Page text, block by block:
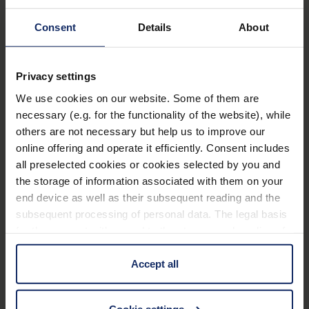
Consent Details About
Privacy settings
We use cookies on our website. Some of them are
necessary (e.g. for the functionality of the website), while
others are not necessary but help us to improve our
online offering and operate it efficiently. Consent includes
all preselected cookies or cookies selected by you and
the storage of information associated with them on your
end device as well as their subsequent reading and the
subsequent processing of personal data. The legal basis
information is Art. 25 para. 1 TDDDG and with regard to
the processing of personal data Art. 6 para. 1 lit. a
GDPR. We also use cookies from third-party providers.
Accept all
Was
Vogelbeobachtung
mit dem körperlichen
Wohlbefinden macht
Neben dempositiven Effekt, den
Vogelbeobachtung auf unseren Geist hat, kann sie
sich auch positiv auf denKörperauswirken. Die
Bewegung
an der frischen Luft, sei es beim
beim längeren Verweilen an einem
tut einfach gut
den Kreislauf, fördert die Durchblutung und